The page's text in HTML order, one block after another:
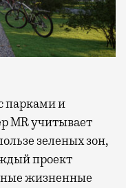
парками и
MR учитывает
зеленых зон,
проект
жизненные